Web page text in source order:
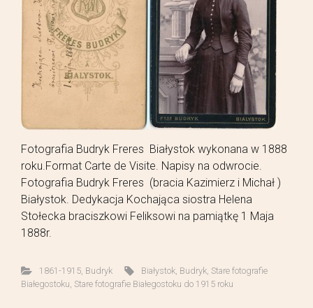
Fotografia Budryk Freres Białystok wykonana w 1888
roku.Format Carte de Visite. Napisy na odwrocie.
Fotografia Budryk Freres (bracia Kazimierz i Michał )
Białystok. Dedykacja Kochająca siostra Helena
Stołecka braciszkowi Feliksowi na pamiątkę 1 Maja
1888r.
1861-1915, Budryk Białystok Budryk Stare fotografie
Białegostoku Stare fotografie Białegostoku do 1915 roku